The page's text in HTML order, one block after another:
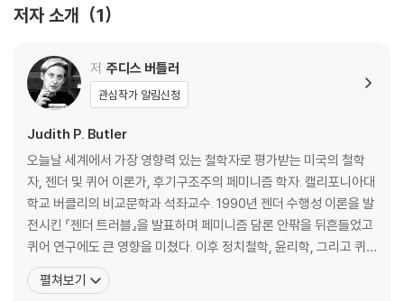
저자 소개 1
저 주디스 버틀러
관심작가 알림신청
Judith P. Butler
오늘날 세계에서 가장 영향력 있는 철학자로 평가받는 미국의 철학
자, 젠더 및 퀴어 이론가, 후기구조주의 페미니즘 학자. 캘리포니아대
학교 버클리의 비교문학과 석좌교수. 1990년 젠더 수행성 이론을 발
전시킨 『젠더 트러블』을 발표하며 페미니즘 담론 안팎을 뒤흔들었고
퀴어 연구에도 큰 영향을 미쳤다. 이후 정치철학, 윤리학, 그리고 퀴
어 이론의 성과들을 바탕으로 인간으로서의 삶의 가능성과 공동체의
윤리적 관계성을 모색해왔다. 버틀러는 그녀의 저서 『젠더 트러블: 페
펼쳐보기